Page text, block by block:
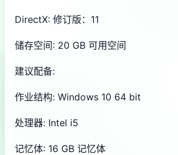
DirectX: 修订版：11
储存空间: 20 GB 可用空间
建议配备:
作业结构: Windows 10 64 bit
处理器: Intel i5
记忆体: 16 GB 记忆体